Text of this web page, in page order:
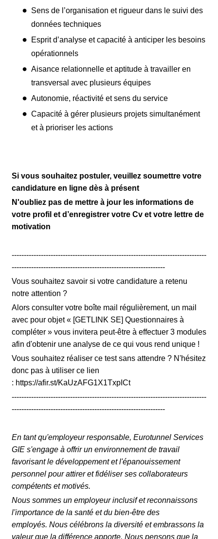
Sens de l’organisation et rigueur dans le suivi des
données techniques
Esprit d’analyse et capacité à anticiper les besoins
opérationnels
Aisance relationnelle et aptitude à travailler en
transversal avec plusieurs équipes
Autonomie, réactivité et sens du service
Capacité à gérer plusieurs projets simultanément
et à prioriser les actions
Si vous souhaitez postuler, veuillez soumettre votre
candidature en ligne dès à présent
N'oubliez pas de mettre à jour les informations de
votre profil et d’enregistrer votre Cv et votre lettre de
motivation
--------------------------------------------------------------------------------
---------------------------------------------------------------
Vous souhaitez savoir si votre candidature a retenu
notre attention ?
Alors consulter votre boîte mail régulièrement, un mail
avec pour objet « [GETLINK SE] Questionnaires à
compléter » vous invitera peut-être à effectuer 3 modules
afin d'obtenir une analyse de ce qui vous rend unique !
Vous souhaitez réaliser ce test sans attendre ? N'hésitez
donc pas à utiliser ce lien
: https://afir.st/KaUzAFG1X1TxpICt
--------------------------------------------------------------------------------
---------------------------------------------------------------
En tant qu'employeur responsable, Eurotunnel Services
GIE s'engage à offrir un environnement de travail
favorisant le développement et l'épanouissement
personnel pour attirer et fidéliser ses collaborateurs
compétents et motivés.
Nous sommes un employeur inclusif et reconnaissons
l'importance de la santé et du bien-être des
employés. Nous célébrons la diversité et embrassons la
valeur que la différence apporte. Nous pensons que la